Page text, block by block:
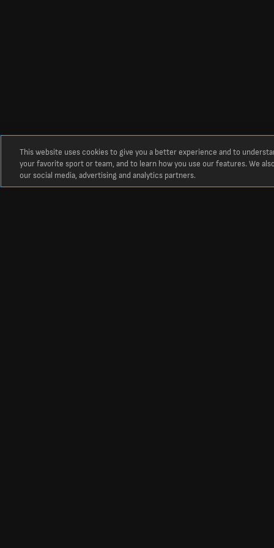
This website uses cookies to give you a better experience and to
your favorite sport or team, and to learn how you use our features. We
our social media, advertising and analytics partners.